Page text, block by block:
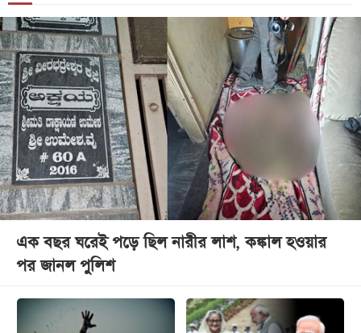
এক বছর ঘরেই পড়ে ছিল নারীর লাশ, কঙ্কাল হওয়ার
পর জানল পুলিশ